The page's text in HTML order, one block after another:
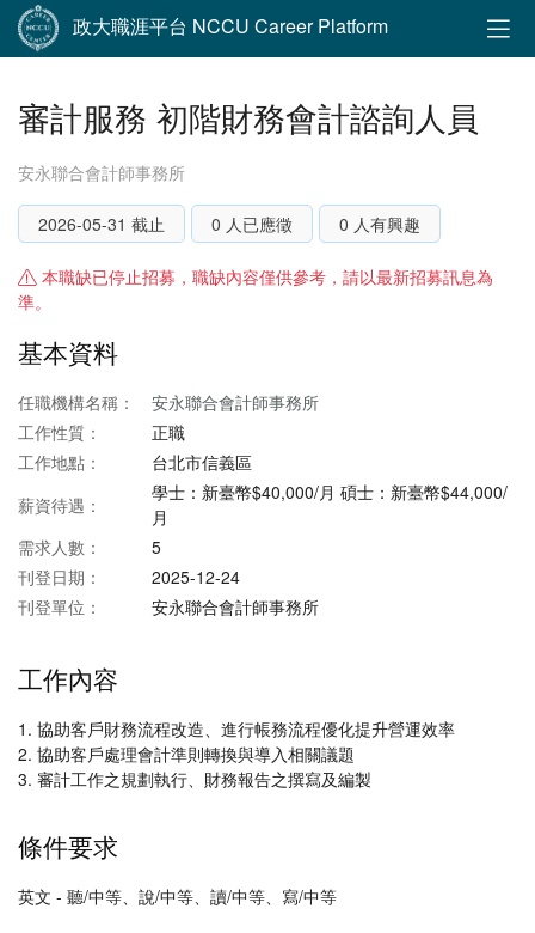
政大職涯平台 NCCU Career Platform
審計服務 初階財務會計諮詢人員
安永聯合會計師事務所
2026-05-31 截止 0 人已應徵 0 人有興趣
本職缺已停止招募，職缺內容僅供參考，請以最新招募訊息為
準。
基本資料
任職機構名稱：
安永聯合會計師事務所
工作性質：
正職
工作地點：
台北市信義區
薪資待遇：
學士：新臺幣$40,000/月 碩士：新臺幣$44,000/
月
需求人數：
5
刊登日期：
2025-12-24
刊登單位：
安永聯合會計師事務所
工作內容
1. 協助客戶財務流程改造、進行帳務流程優化提升營運效率
2. 協助客戶處理會計準則轉換與導入相關議題
3. 審計工作之規劃執行、財務報告之撰寫及編製
條件要求
英文 - 聽/中等、說/中等、讀/中等、寫/中等